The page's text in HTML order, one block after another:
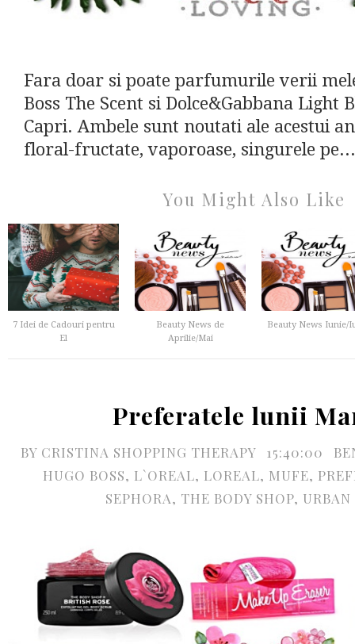
Fara doar si poate parfumurile verii
Boss The Scent si Dolce&Gabbana Light
Capri. Ambele sunt noutati ale acestui
floral-fructate, vaporoase, singurele pe...
You Might Also Like
7 Idei de Cadouri pentru
El
Beauty News de
Aprilie/Mai
Beauty News Iunie/
Preferatele lunii
BY CRISTINA SHOPPING THERAPY 15:40:00
HUGO BOSS, L`OREAL, LOREAL, MUFE,
SEPHORA, THE BODY SHOP, URBAN